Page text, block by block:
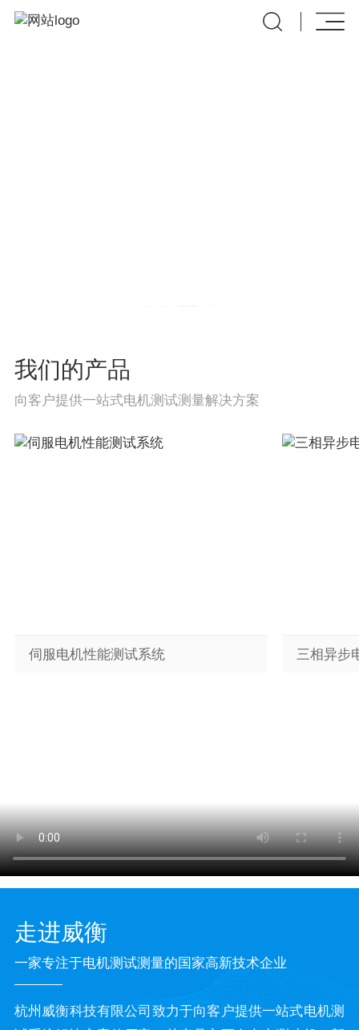
我们的产品
向客户提供一站式电机测试测量解决方案
伺服电机性能测试系统 三相异步
走进威衡
一家专注于电机测试测量的国家高新技术企业
杭州威衡科技有限公司致力于向客户提供一站式电机测